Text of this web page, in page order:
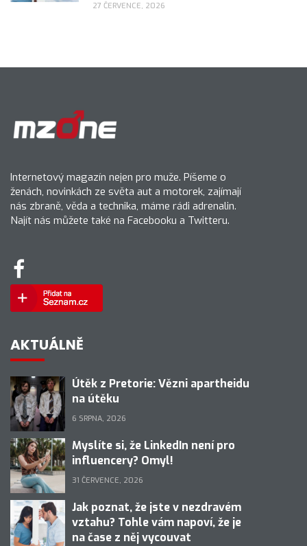
27 ČERVENCE, 2026
Internetový magazín nejen pro muže. Píšeme o
ženách, novinkách ze světa aut a motorek, zajímají
nás zbraně, věda a technika, máme rádi adrenalin.
Najít nás můžete také na Facebooku a Twitteru.
AKTUÁLNĚ
Útěk z Pretorie: Vězni apartheidu
na útěku
6 SRPNA, 2026
Myslíte si, že LinkedIn není pro
influencery? Omyl!
31 ČERVENCE, 2026
Jak poznat, že jste v nezdravém
vztahu? Tohle vám napoví, že je
na čase z něj vycouvat